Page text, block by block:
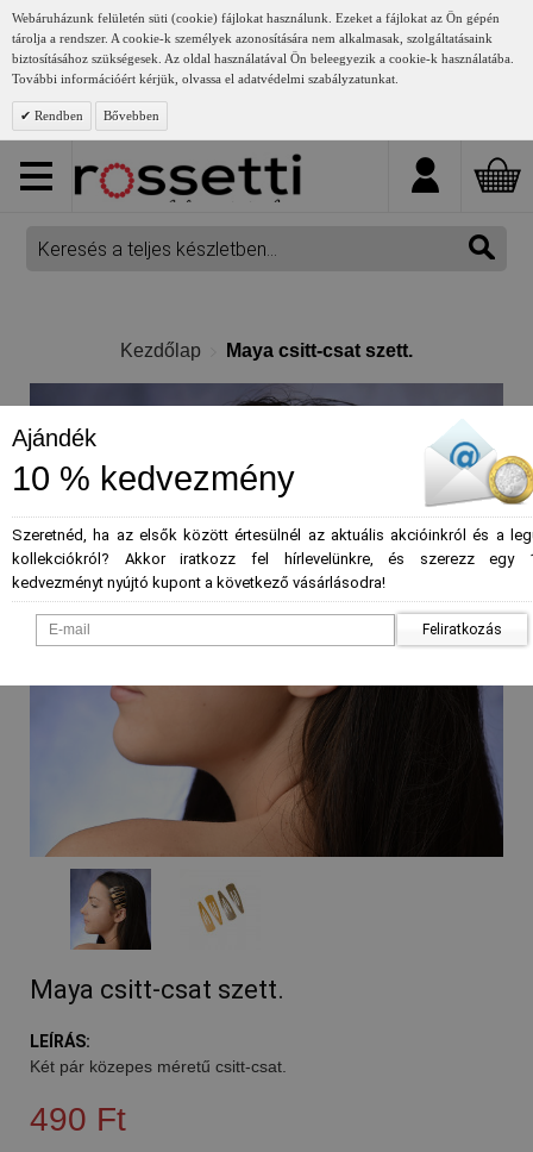
Webáruházunk felületén süti (cookie) fájlokat használunk. Ezeket a fájlokat az Ön gépén
tárolja a rendszer. A cookie-k személyek azonosítására nem alkalmasak, szolgáltatásaink
biztosításához szükségesek. Az oldal használatával Ön beleegyezik a cookie-k használatába.
További információért kérjük, olvassa el adatvédelmi szabályzatunkat.
Rendben Bővebben
Kezdőlap Maya csitt-csat szett.
Maya csitt-csat szett.
LEÍRÁS:
Két pár közepes méretű csitt-csat.
490 Ft
Ajándék
10 % kedvezmény
Szeretnéd, ha az elsők között értesülnél az aktuális akcióinkról és a
kollekciókról? Akkor iratkozz fel hírlevelünkre, és szerezz egy
kedvezményt nyújtó kupont a következő vásárlásodra!
Feliratkozás